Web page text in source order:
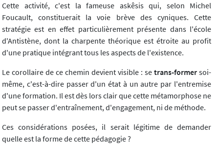
Cette activité, c'est la fameuse askêsis qui, selon Michel
Foucault, constituerait la voie brève des cyniques. Cette
stratégie est en effet particulièrement présente dans l'école
d'Antistène, dont la charpente théorique est étroite au profit
d'une pratique intégrant tous les aspects de l'existence.
Le corollaire de ce chemin devient visible : se trans-former soi-
même, c'est-à-dire passer d'un état à un autre par l'entremise
d'une formation. Il est dès lors clair que cette métamorphose ne
peut se passer d'entraînement, d'engagement, ni de méthode.
Ces considérations posées, il serait légitime de demander
quelle est la forme de cette pédagogie ?